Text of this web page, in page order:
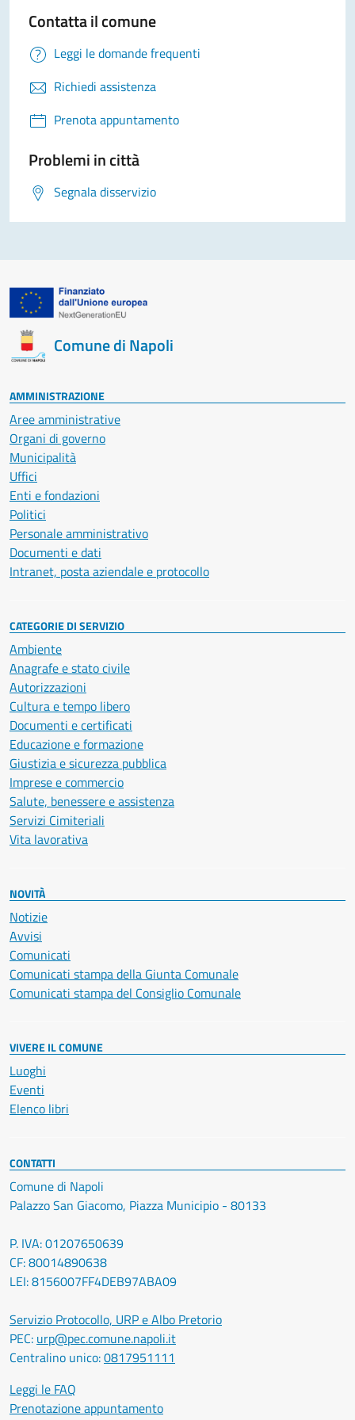
Contatta il comune
Leggi le domande frequenti
Richiedi assistenza
Prenota appuntamento
Problemi in città
Segnala disservizio
Comune di Napoli
AMMINISTRAZIONE
Aree amministrative
Organi di governo
Municipalità
Uffici
Enti e fondazioni
Politici
Personale amministrativo
Documenti e dati
Intranet, posta aziendale e protocollo
CATEGORIE DI SERVIZIO
Ambiente
Anagrafe e stato civile
Autorizzazioni
Cultura e tempo libero
Documenti e certificati
Educazione e formazione
Giustizia e sicurezza pubblica
Imprese e commercio
Salute, benessere e assistenza
Servizi Cimiteriali
Vita lavorativa
NOVITÀ
Notizie
Avvisi
Comunicati
Comunicati stampa della Giunta Comunale
Comunicati stampa del Consiglio Comunale
VIVERE IL COMUNE
Luoghi
Eventi
Elenco libri
CONTATTI
Comune di Napoli
Palazzo San Giacomo, Piazza Municipio - 80133
P. IVA: 01207650639
CF: 80014890638
LEI: 8156007FF4DEB97ABA09
Servizio Protocollo, URP e Albo Pretorio
PEC: urp@pec.comune.napoli.it
Centralino unico:0817951111
Leggi le FAQ
Prenotazione appuntamento